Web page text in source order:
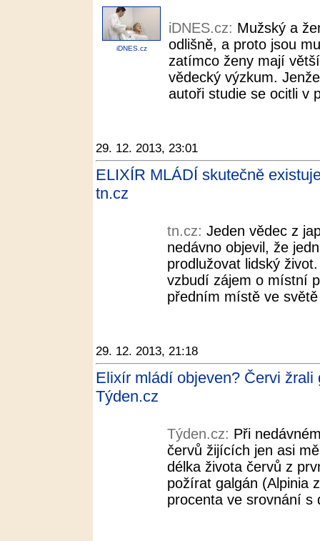
iDNES.cz
iDNES.cz: Mužský a
odlišně, a proto jsou
zatímco ženy mají
vědecký výzkum.
autoři studie se ocitli v
29. 12. 2013, 23:01
ELIXÍR MLÁDÍ skutečně
tn.cz
tn.cz: Jeden vědec z
nedávno objevil, že
prodlužovat lidský
vzbudí zájem o místní
předním místě ve
29. 12. 2013, 21:18
Elixír mládí objeven? Červi
Týden.cz
Týden.cz: Při
červů žijících jen asi
délka života červů z
požírat galgán (Alpinia
procenta ve srovnání s